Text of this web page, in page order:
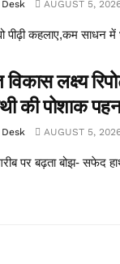
AUGUST 5,
कहलाए,कम साधन
लक्ष्य
की पोशाक
AUGUST 5,
पर बढ़ता बोझ- सफेद